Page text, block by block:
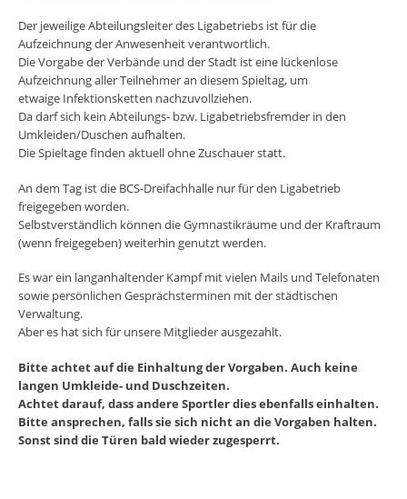
Der jeweilige Abteilungsleiter des Ligabetriebs ist für die
Aufzeichnung der Anwesenheit verantwortlich.
Die Vorgabe der Verbände und der Stadt ist eine lückenlose
Aufzeichnung aller Teilnehmer an diesem Spieltag, um
etwaige Infektionsketten nachzuvollziehen.
Da darf sich kein Abteilungs- bzw. Ligabetriebsfremder in den
Umkleiden/Duschen aufhalten.
Die Spieltage finden aktuell ohne Zuschauer statt.
An dem Tag ist die BCS-Dreifachhalle nur für den Ligabetrieb
freigegeben worden.
Selbstverständlich können die Gymnastikräume und der Kraftraum
(wenn freigegeben) weiterhin genutzt werden.
Es war ein langanhaltender Kampf mit vielen Mails und Telefonaten
sowie persönlichen Gesprächsterminen mit der städtischen
Verwaltung.
Aber es hat sich für unsere Mitglieder ausgezahlt.
Bitte achtet auf die Einhaltung der Vorgaben. Auch keine
langen Umkleide- und Duschzeiten.
Achtet darauf, dass andere Sportler dies ebenfalls einhalten.
Bitte ansprechen, falls sie sich nicht an die Vorgaben halten.
Sonst sind die Türen bald wieder zugesperrt.